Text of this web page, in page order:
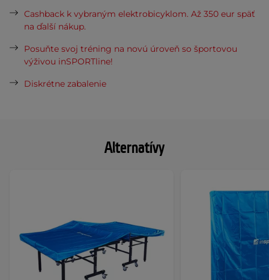
Alternatívy
Cashback k vybraným elektrobicyklom. Až 350 eur späť
na ďalší nákup.
Posuňte svoj tréning na novú úroveň so športovou
výživou inSPORTline!
Diskrétne zabalenie